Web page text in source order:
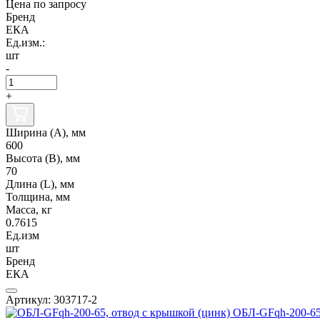
Цена по запросу
Бренд
ЕКА
Ед.изм.:
шт
-
+
Ширина (А), мм
600
Высота (В), мм
70
Длина (L), мм
Толщина, мм
Масса, кг
0.7615
Ед.изм
шт
Бренд
ЕКА
Артикул: 303717-2
ОБЛ-GFqh-200-